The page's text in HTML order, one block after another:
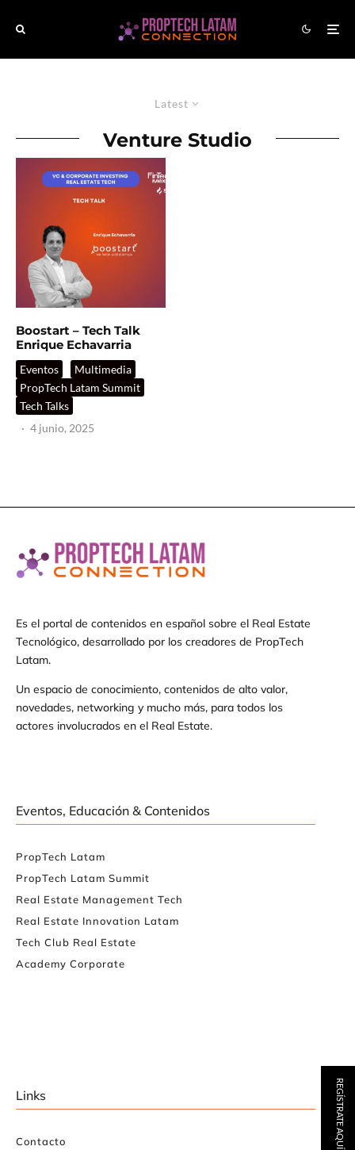
Latest
Venture Studio
Boostart – Tech Talk
Enrique Echavarria
Eventos
Multimedia
PropTech Latam Summit
Tech Talks
· 4 junio, 2025
Es el portal de contenidos en español sobre el Real Estate
Tecnológico, desarrollado por los creadores de PropTech
Latam.
Un espacio de conocimiento, contenidos de alto valor,
novedades, networking y mucho más, para todos los
actores involucrados en el Real Estate.
Eventos, Educación & Contenidos
PropTech Latam
PropTech Latam Summit
Real Estate Management Tech
Real Estate Innovation Latam
Tech Club Real Estate
Academy Corporate
Links
Contacto
REGÍSTRATE AQUÍ